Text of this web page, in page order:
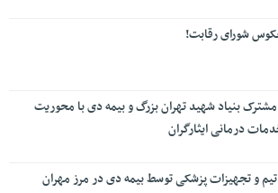
شورای رقابت!
بنیاد شهید تهران بزرگ و بیمه دی با محوریت
درمانی ایثارگران
تیم و تجهیزات پزشکی توسط بیمه دی در مرز مهران